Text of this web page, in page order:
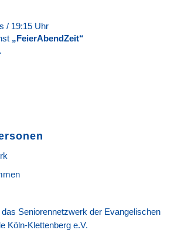
/ 19:15 Uhr
„FeierAbendZeit“
Seniorennetzwerk der Evangelischen
Köln-Klettenberg e.V.